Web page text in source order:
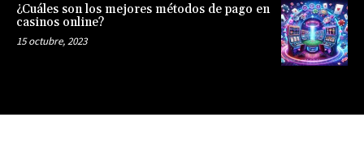
¿Cuáles son los mejores métodos de pago en
casinos online?
15 octubre, 2023